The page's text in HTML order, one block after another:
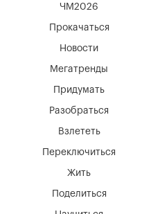
Мегатренды
Придумать
Разобраться
Взлететь
Новости
Переключиться
Жить
Поделиться
ЧМ2026
Прокачаться